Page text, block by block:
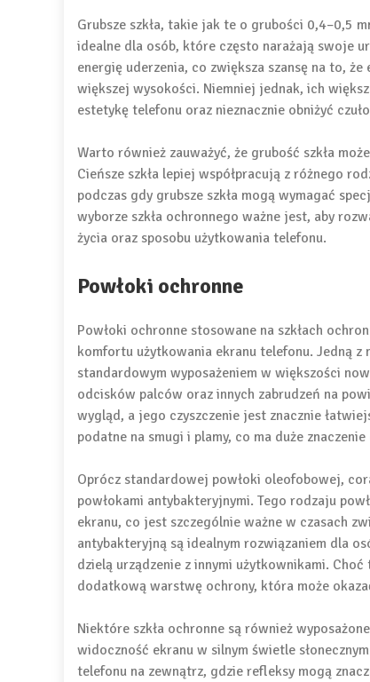
Grubsze szkła, takie jak te o grubości 0,4–0,5
idealne dla osób, które często narażają swoje
energię uderzenia, co zwiększa szansę na to,
większej wysokości. Niemniej jednak, ich
estetykę telefonu oraz nieznacznie obniżyć
Warto również zauważyć, że grubość szkła
Cieńsze szkła lepiej współpracują z różnego
podczas gdy grubsze szkła mogą wymagać
wyborze szkła ochronnego ważne jest, aby
życia oraz sposobu użytkowania telefonu.
Powłoki ochronne
Powłoki ochronne stosowane na szkłach
komfortu użytkowania ekranu telefonu. Jedną
standardowym wyposażeniem w większości
odcisków palców oraz innych zabrudzeń na
wygląd, a jego czyszczenie jest znacznie
podatne na smugi i plamy, co ma duże
Oprócz standardowej powłoki oleofobowej,
powłokami antybakteryjnymi. Tego rodzaju
ekranu, co jest szczególnie ważne w czasach
antybakteryjną są idealnym rozwiązaniem dla
dzielą urządzenie z innymi użytkownikami.
dodatkową warstwę ochrony, która może
Niektóre szkła ochronne są również
widoczność ekranu w silnym świetle
telefonu na zewnątrz, gdzie refleksy mogą